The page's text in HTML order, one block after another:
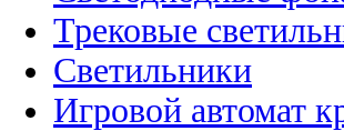
Трековые
Светильники
Игровой автомат